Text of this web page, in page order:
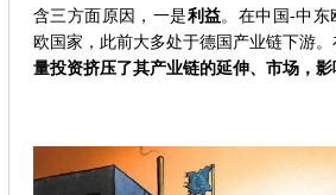
含三方面原因，一是利益。在中国-中东
欧国家，此前大多处于德国产业链下游。
量投资挤压了其产业链的延伸、市场，影